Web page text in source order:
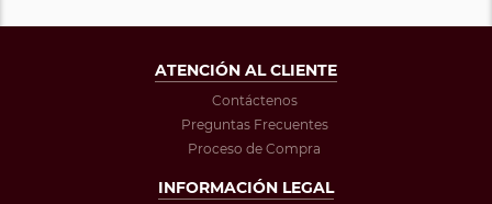
ATENCIÓN AL CLIENTE
Contáctenos
Preguntas Frecuentes
Proceso de Compra
INFORMACIÓN LEGAL